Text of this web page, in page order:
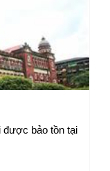
được bảo tồn tại